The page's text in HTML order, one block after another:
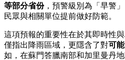
等部分省份，預警級別為「早警
民眾與相關單位提前做好防範。
這項預報的重要性在於其即時性
僅指出降雨區域，更隱含了對可
如，在蘇門答臘南部和加里曼丹